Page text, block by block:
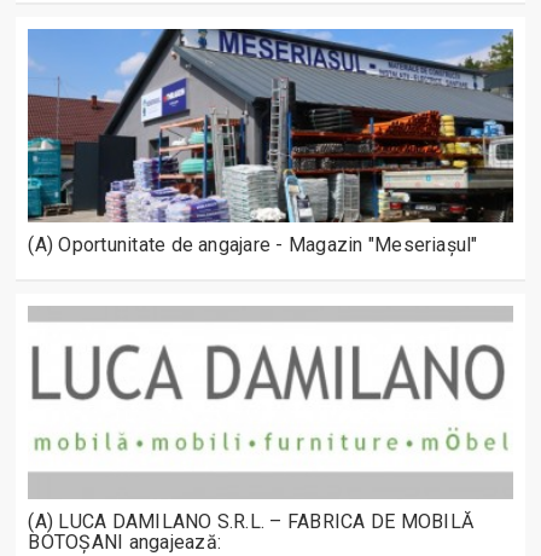
(A) Oportunitate de angajare - Magazin "Meseriașul"
(A) LUCA DAMILANO S.R.L. – FABRICA DE MOBILĂ
BOTOȘANI angajează: